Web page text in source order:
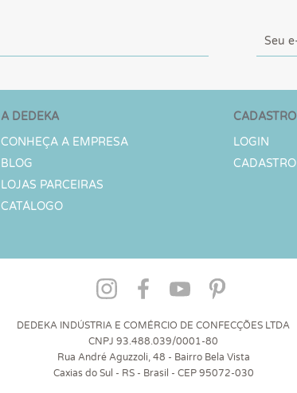
A DEDEKA
CONHEÇA A EMPRESA
BLOG
LOJAS PARCEIRAS
CATÁLOGO
CADASTRO
LOGIN
CADASTRO
DEDEKA INDÚSTRIA E COMÉRCIO DE CONFECÇÕES LTDA
CNPJ 93.488.039/0001-80
Rua André Aguzzoli, 48 - Bairro Bela Vista
Caxias do Sul - RS - Brasil - CEP 95072-030